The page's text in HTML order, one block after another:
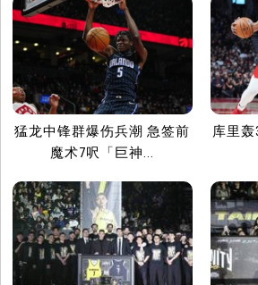
猛龙中锋群爆伤兵潮 急签前
魔术7呎「巨神...
库里